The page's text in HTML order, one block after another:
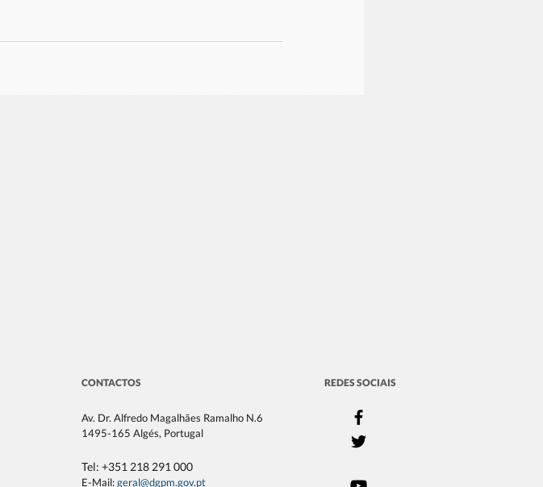
CONTACTOS
Av. Dr. Alfredo Magalhães Ramalho N.6
1495-165 Algés, Portugal
Tel: +351 218 291 000
E-Mail:geral@dgpm.gov.pt
REDES SOCIAIS